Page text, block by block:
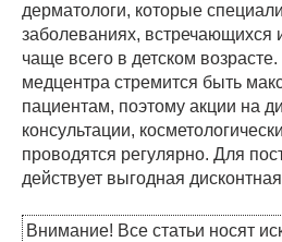
дерматологи, которые
заболеваниях, встречающихся
чаще всего в детском
медцентра стремится быть
пациентам, поэтому акции на
консультации,
проводятся регулярно. Для
действует выгодная
Внимание! Все статьи носят